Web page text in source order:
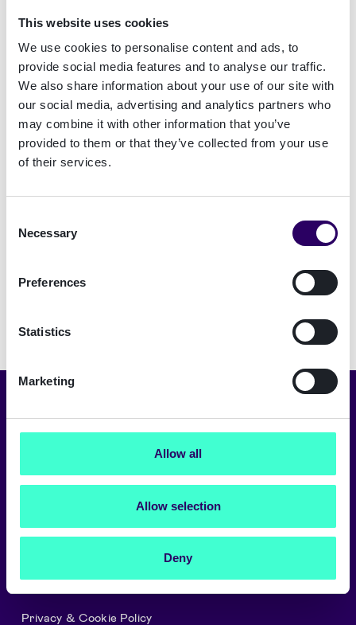
This website uses cookies
We use cookies to personalise content and ads, to
provide social media features and to analyse our traffic.
We also share information about your use of our site with
our social media, advertising and analytics partners who
may combine it with other information that you’ve
provided to them or that they’ve collected from your use
of their services.
Selection
Necessary
Preferences
Statistics
Marketing
Allow all
Allow selection
Deny
digitale identiteit eruitziet.
In deze whitepaper brengen wij de huidige
situatie in kaart. Wat zijn de belangrijkste trends
en drivers op het gebied van online
authenticatie? Voor welke uitdagingen staan
dienstverleners en hoe gaan ze daarmee om? En
hoe denkt Signicat (voorheen Connectis) dat de
Selecteer taal
Over ons
Privacy & Cookie Policy